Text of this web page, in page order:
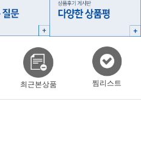
최근본상품 찜리스트